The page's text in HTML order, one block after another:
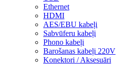
Ethernet
HDMI
AES/EBU kabeļi
Sabvūferu kabeļi
Phono kabeļi
Barošanas kabeļi 220V
Konektori / Aksesuāri